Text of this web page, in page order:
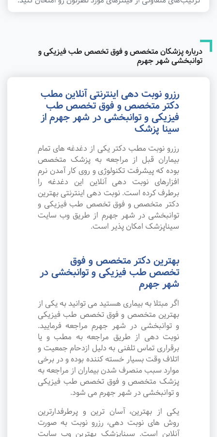
درباره پزشکان متخصص و فوق تخصص طب فیزیکی و
توانبخشی شهر جهرم
رزرو نوبت دهی اینترنتی آنلاین مطب
دکتر متخصص و فوق تخصص طب
فیزیکی و توانبخشی در شهر جهرم از
سینا پزشک
رزرو نوبت مطب دکتر یکی از دغدغه های تمام
بیماران قبل از مراجعه به پزشک متخصص
بوده که پیشرفت تکنولوژی و روی کار آمدن نرم
افزارهای نوبت دهی آنلاین این دغدغه را
برطرف کرده است. نوبت دهی اینترنتی بهترین
دکتر متخصص و فوق تخصص طب فیزیکی و
توانبخشی در شهر جهرم از طریق وب سایت
سیناپزشک امکان پذیر است.
بهترین دکتر متخصص و فوق
تخصص طب فیزیکی و توانبخشی در
شهر جهرم
اگر مبتلا به بیماری هستید می توانید به یکی از
بهترین متخصص و فوق تخصص طب فیزیکی
و توانبخشی در شهر جهرم مراجعه فرمایید.
نوبت دهی از طریق مراجعه به مطب و یا
برقراری تماس تلفنی به دلیل ازدحام جمعیت و
اتلاف وقت بسیار خسته کننده بوده و در برخی
موارد سبب منصرف شدن بیماران از مراجعه به
پزشک متخصص و فوق تخصص طب فیزیکی
و توانبخشی در شهر جهرم می شود.
یکی از بهترین، آسان ترین و پرطرفدارترین
روش های نوبت دهی، رزرو نوبت به صورت
آنلاین است. سیناپزشک بهترین وب سایت